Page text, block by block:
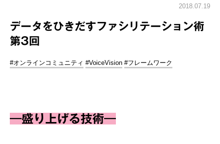
2018.07.19
データをひきだすファシリテーション術
第3回
#オンラインコミュニティ #VoiceVision #フレームワーク
―盛り上げる技術―